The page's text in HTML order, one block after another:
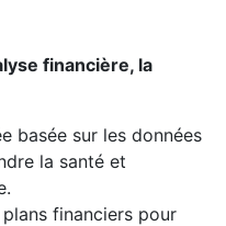
financière, la
basée sur les données
la santé et
financiers pour